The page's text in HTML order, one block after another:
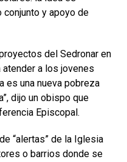
conjunto y apoyo de
del Sedronar en
a los jovenes
es una nueva pobreza
dijo un obispo que
Episcopal.
“alertas” de la Iglesia
o barrios donde se